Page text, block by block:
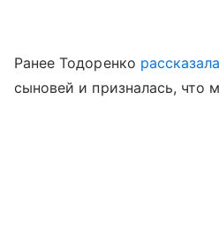
Ранее Тодоренко рассказала
сыновей и призналась, что